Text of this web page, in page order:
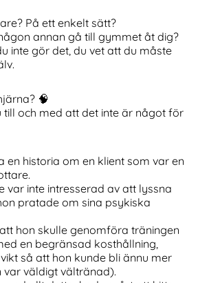
På ett enkelt sätt?
annan gå till gymmet åt dig?
inte gör det, du vet att du måste
🧠
till och med att det inte är något för
en historia om en klient som var en
var inte intresserad av att lyssna
pratade om sina psykiska
hon skulle genomföra träningen
en begränsad kosthållning,
så att hon kunde bli ännu mer
väldigt vältränad).